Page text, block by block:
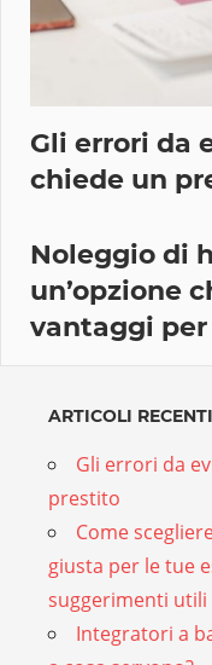
Gli errori da
chiede un
Noleggio di
un’opzione
vantaggi
ARTICOLI RECENTI
Gli errori da
prestito
Come
giusta per le tue
suggerimenti utili
Integratori a